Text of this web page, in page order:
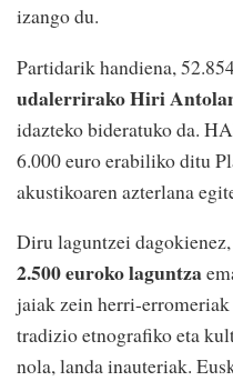
izango du.
Partidarik handiena,
udalerrirako Hiri
idazteko bideratuko da.
6.000 euro erabiliko ditu
akustikoaren azterlana
Diru laguntzei dagokienez,
2.500 euroko laguntza
jaiak zein herri-
tradizio etnografiko eta
nola, landa inauteriak.